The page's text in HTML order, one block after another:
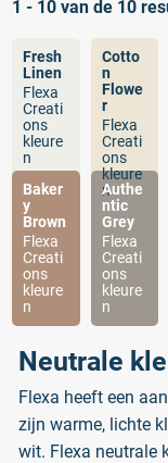
Sustainable
Timeless Neutrals
1 - 10 van de 10
Fresh
Linen
Flexa
Creati
ons
kleure
n
Cotto
n
Flowe
r
Flexa
Creati
ons
kleure
n
Baker
y
Brown
Flexa
Creati
ons
kleure
n
Authe
ntic
Grey
Flexa
Creati
ons
kleure
n
Neutrale
Flexa heeft een
zijn warme, lichte
wit. Flexa neutrale